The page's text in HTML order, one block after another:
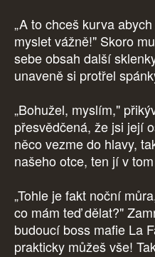
„A to chceš kurva
myslet vážně!" Skoro
sebe obsah další
unaveně si protřel
„Bohužel, myslím,"
přesvědčená, že jsi její
něco vezme do hlavy,
našeho otce, ten jí v
„Tohle je fakt noční
co mám teď dělat?"
budoucí boss mafie La
prakticky můžeš vše!